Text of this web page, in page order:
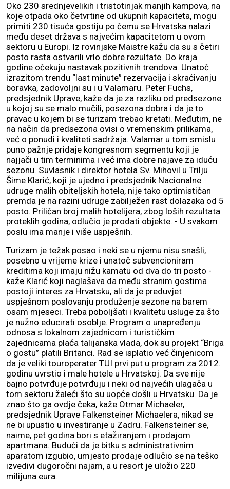
Oko 230 srednjevelikih i tristotinjak manjih kampova, na
koje otpada oko četvrtine od ukupnih kapaciteta, mogu
primiti 230 tisuća gostiju po čemu se Hrvatska nalazi
među deset država s najvećim kapacitetom u ovom
sektoru u Europi. Iz rovinjske Maistre kažu da su s četiri
posto rasta ostvarili vrlo dobre rezultate. Do kraja
godine očekuju nastavak pozitivnih trendova. Unatoč
izrazitom trendu “last minute” rezervacija i skraćivanju
boravka, zadovoljni su i u Valamaru. Peter Fuchs,
predsjednik Uprave, kaže da je za razliku od predsezone
u kojoj su se malo mučili, posezona dobra i da je to
pravac u kojem bi se turizam trebao kretati. Međutim, ne
na način da predsezona ovisi o vremenskim prilikama,
već o ponudi i kvaliteti sadržaja. Valamar u tom smislu
puno pažnje pridaje kongresnom segmentu koji je
najjači u tim terminima i već ima dobre najave za iduću
sezonu. Suvlasnik i direktor hotela Sv. Mihovil u Trilju
Šime Klarić, koji je ujedno i predsjednik Nacionalne
udruge malih obiteljskih hotela, nije tako optimističan
premda je na razini udruge zabilježen rast dolazaka od 5
posto. Priličan broj malih hotelijera, zbog loših rezultata
proteklih godina, odlučio je prodati objekte. - U svakom
poslu ima manje i više uspješnih.
Turizam je težak posao i neki se u njemu nisu snašli,
posebno u vrijeme krize i unatoč subvencioniram
kreditima koji imaju nižu kamatu od dva do tri posto -
kaže Klarić koji naglašava da među stranim gostima
postoji interes za Hrvatsku, ali da je preduvjet
uspješnom poslovanju produženje sezone na barem
osam mjeseci. Treba poboljšati i kvalitetu usluge za što
je nužno educirati osoblje. Program o unapređenju
odnosa s lokalnom zajednicom i turističkim
zajednicama plaća talijanska vlada, dok su projekt “Briga
o gostu” platili Britanci. Rad se isplatio već činjenicom
da je veliki touroperater TUI prvi put u program za 2012.
godinu uvrstio i male hotele u Hrvatskoj. Da sve nije
bajno potvrđuje potvrđuju i neki od najvećih ulagača u
tom sektoru žaleći što su uopće došli u Hrvatsku. Da je
znao što ga ovdje čeka, kaže Otmar Michaeler,
predsjednik Uprave Falkensteiner Michaelera, nikad se
ne bi upustio u investiranje u Zadru. Falkensteiner se,
naime, pet godina bori s etažiranjem i prodajom
apartmana. Budući da je bitku s administrativnim
aparatom izgubio, umjesto prodaje odlučio se na teško
izvedivi dugoročni najam, a u resort je uložio 220
milijuna eura.